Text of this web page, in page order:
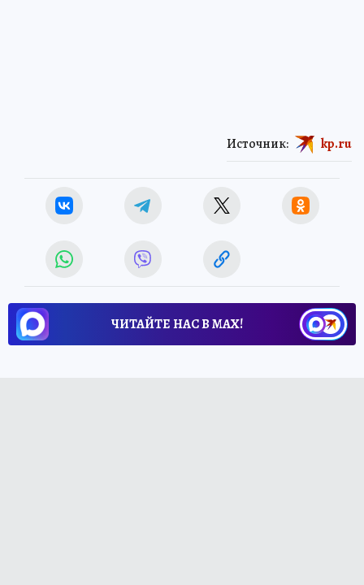
Источник: kp.ru
ЧИТАЙТЕ НАС В МАХ!